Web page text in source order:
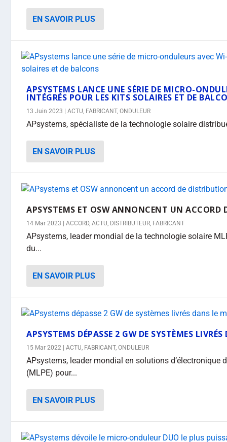
EN SAVOIR PLUS
APSYSTEMS LANCE UNE SÉRIE DE MICRO-
INTÉGRÉS POUR LES KITS SOLAIRES ET DE
13 Juin 2023 |ACTU, FABRICANT,ONDULEUR
APsystems, spécialiste de la technologie solaire
EN SAVOIR PLUS
APSYSTEMS ET OSW ANNONCENT UN
14 Mar 2023 |ACCORD,ACTU, DISTRIBUTEUR, FABRICANT
APsystems, leader mondial de la technologie solaire
du...
EN SAVOIR PLUS
APSYSTEMS DÉPASSE 2 GW DE SYSTÈMES
15 Mar 2022 |ACTU, FABRICANT,ONDULEUR
APsystems, leader mondial en solutions d’électronique
(MLPE) pour...
EN SAVOIR PLUS